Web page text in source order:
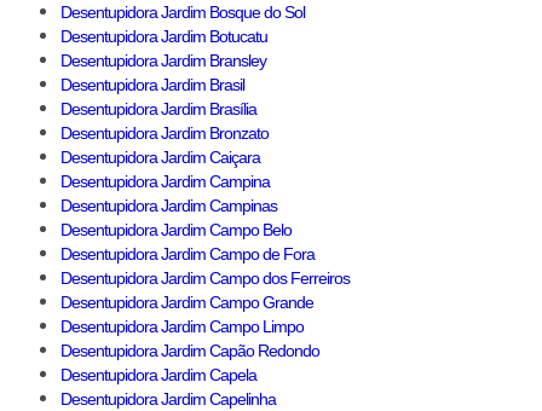
Desentupidora Jardim Bosque do Sol
Desentupidora Jardim Botucatu
Desentupidora Jardim Bransley
Desentupidora Jardim Brasil
Desentupidora Jardim Brasília
Desentupidora Jardim Bronzato
Desentupidora Jardim Caiçara
Desentupidora Jardim Campina
Desentupidora Jardim Campinas
Desentupidora Jardim Campo Belo
Desentupidora Jardim Campo de Fora
Desentupidora Jardim Campo dos Ferreiros
Desentupidora Jardim Campo Grande
Desentupidora Jardim Campo Limpo
Desentupidora Jardim Capão Redondo
Desentupidora Jardim Capela
Desentupidora Jardim Capelinha